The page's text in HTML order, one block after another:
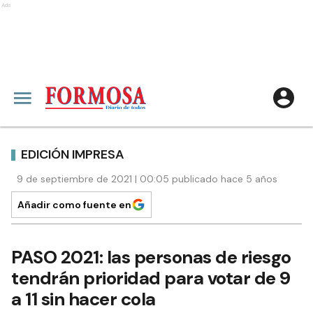
Ads
EDICIÓN IMPRESA
9 de septiembre de 2021 | 00:05 publicado hace 5 años
Añadir como fuente en
PASO 2021: las personas de riesgo
tendrán prioridad para votar de 9
a 11 sin hacer cola